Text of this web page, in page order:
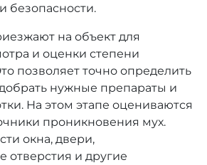
безопасности.
на объект для
и оценки степени
позволяет точно определить
нужные препараты и
На этом этапе оцениваются
проникновения мух.
окна, двери,
отверстия и другие